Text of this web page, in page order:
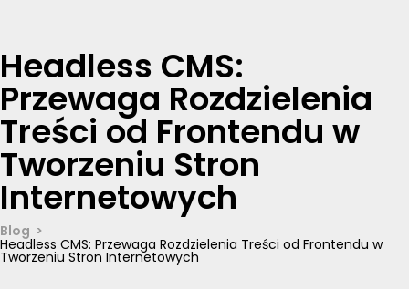
Headless CMS:
Przewaga Rozdzielenia
Treści od Frontendu w
Tworzeniu Stron
Internetowych
Blog
Headless CMS: Przewaga Rozdzielenia Treści od Frontendu w
Tworzeniu Stron Internetowych